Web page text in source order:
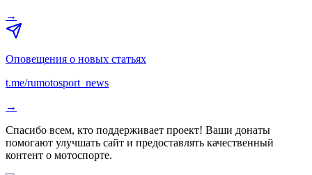
→
Оповещения о новых статьях
t.me/rumotosport_news
→
Спасибо всем, кто поддерживает проект! Ваши донаты
помогают улучшать сайт и предоставлять качественный
контент о мотоспорте.